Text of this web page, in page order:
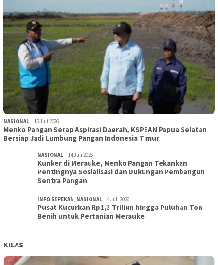
NASIONAL 15 Juli 2026
Menko Pangan Serap Aspirasi Daerah, KSPEAN Papua Selatan
Bersiap Jadi Lumbung Pangan Indonesia Timur
NASIONAL 14 Juli 2026
Kunker di Merauke, Menko Pangan Tekankan
Pentingnya Sosialisasi dan Dukungan Pembangun
Sentra Pangan
INFO SEPEKAN, NASIONAL 4 Juli 2026
Pusat Kucurkan Rp1,3 Triliun hingga Puluhan Ton
Benih untuk Pertanian Merauke
KILAS